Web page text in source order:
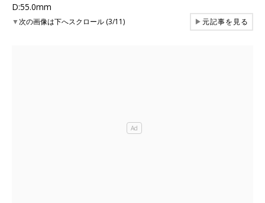
D:55.0mm
▼次の画像は下へスクロール (3/11) ▶元記事を見る